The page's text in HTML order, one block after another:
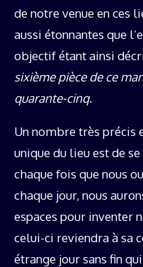
de notre venue en ces
aussi étonnantes que
objectif étant ainsi
sixième pièce de ce
quarante-cinq.
Un nombre très précis
unique du lieu est de
chaque fois que nous
chaque jour, nous
espaces pour inventer
celui-ci reviendra à sa
étrange jour sans fin